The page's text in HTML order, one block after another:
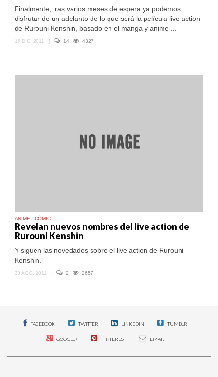
Finalmente, tras varios meses de espera ya podemos
disfrutar de un adelanto de lo que será la película live action
de Rurouni Kenshin, basado en el manga y anime ...
16 DIC, 2011 | 14 4327
ANIME CÓMIC
Revelan nuevos nombres del live action de
Rurouni Kenshin
Y siguen las novedades sobre el live action de Rurouni
Kenshin.
30 AGO, 2011 | 2 2657
FACEBOOK TWITTER LINKEDIN TUMBLR
GOOGLE+ PINTEREST EMAIL